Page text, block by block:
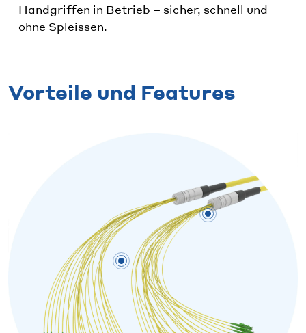
Handgriffen in Betrieb – sicher, schnell und
ohne Spleissen.
Vorteile und Features